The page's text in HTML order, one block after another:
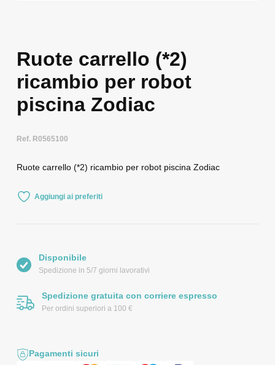
Ruote carrello (*2)
ricambio per robot
piscina Zodiac
Ref. R0565100
Ruote carrello (*2) ricambio per robot piscina Zodiac
Aggiungi ai preferiti
Disponibile
Spedizione in 5/7 giorni lavorativi
Spedizione gratuita con corriere espresso
Per ordini superiori a 100 €
Pagamenti sicuri